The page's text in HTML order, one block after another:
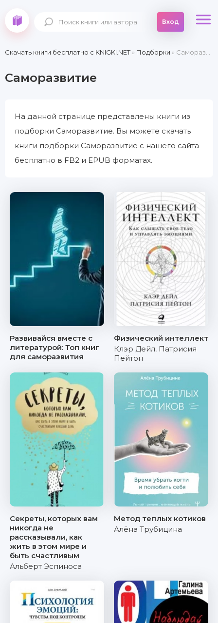
Вход
Скачать книги бесплатно c KNIGKI.NET» Подборки » Саморазвитие
Саморазвитие
На данной странице представлены книги из
подборки Саморазвитие. Вы можете скачать
книги подборки Саморазвитие с нашего сайта
бесплатно в FB2 и EPUB форматах.
Развивайся вместе с
литературой: Топ книг
для саморазвития
Физический интеллект
Клэр Дейл, Патрисия
Пейтон
Секреты, которых вам
никогда не
рассказывали, как
жить в этом мире и
быть счастливым
Альберт Эспиноса
Метод теплых котиков
Алёна Трубицина